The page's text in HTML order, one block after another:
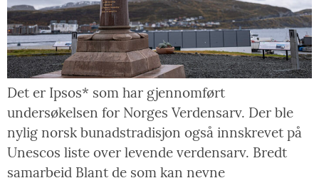
Det er Ipsos* som har gjennomført
undersøkelsen for Norges Verdensarv. Der ble
nylig norsk bunadstradisjon også innskrevet på
Unescos liste over levende verdensarv. Bredt
samarbeid Blant de som kan nevne